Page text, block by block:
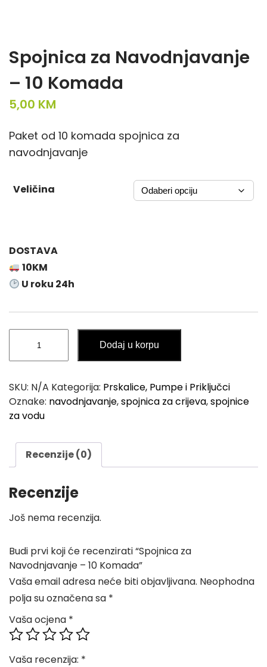
Spojnica za Navodnjavanje
– 10 Komada
5,00 KM
Paket od 10 komada spojnica za
navodnjavanje
Veličina
DOSTAVA
10KM
U roku 24h
Navodnjavanje
10
Komada
količina
Dodaj u korpu
SKU: N/A Kategorija: Prskalice, Pumpe i Priključci
Oznake: navodnjavanje,spojnica za crijeva,spojnice
za vodu
Recenzije (0)
Recenzije
Još nema recenzija.
Budi prvi koji će recenzirati “Spojnica za
Navodnjavanje – 10 Komada”
Vaša email adresa neće biti objavljivana. Neophodna
polja su označena sa *
Vaša ocjena *
Vaša recenzija: *